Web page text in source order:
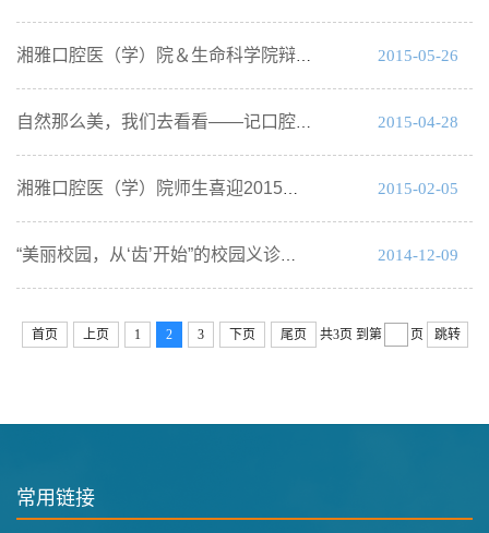
湘雅口腔医（学）院＆生命科学院辩论赛成功举行 2015-05-26
自然那么美，我们去看看——记口腔1301班4月班级活动 2015-04-28
湘雅口腔医（学）院师生喜迎2015新年 2015-02-05
“美丽校园，从‘齿’开始”的校园义诊活动 2014-12-09
首页 上页 1 2 3 下页 尾页 共3页 到第 页 跳转
常用链接